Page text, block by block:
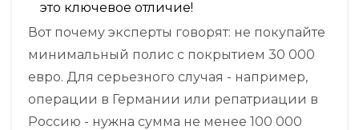
это ключевое отличие!
Вот почему эксперты говорят: не покупайте
минимальный полис с покрытием 30 000
евро. Для серьезного случая - например,
операции в Германии или репатриации в
Россию - нужна сумма не менее 100 000